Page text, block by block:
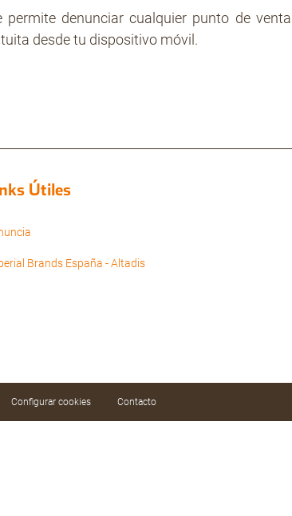
permite denunciar cualquier punto de venta
desde tu dispositivo móvil.
Útiles
Brands España - Altadis
Configurar cookies Contacto